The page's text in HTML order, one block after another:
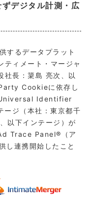
デジタル計測・広
するデータプラット
ティメート・マージャ
社長：簗島 亮次、以
Cookieに依存し
Universal Identifier
ージ（本社：東京都千
以下インテージ）が
Trace Panel®（ア
し連携開始したこと